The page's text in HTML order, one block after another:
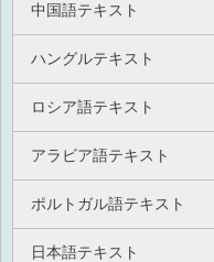
中国語テキスト
ハングルテキスト
ロシア語テキスト
アラビア語テキスト
ポルトガル語テキスト
日本語テキスト